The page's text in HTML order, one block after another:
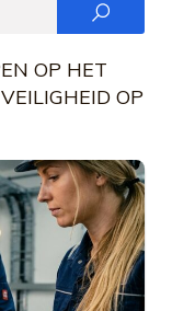
OP HET
OP